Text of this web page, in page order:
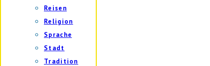
Reisen
Religion
Sprache
Stadt
Tradition